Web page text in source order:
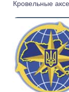
Кровельные